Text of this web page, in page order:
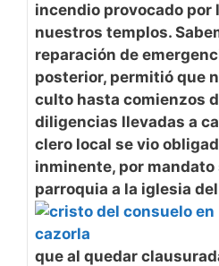
incendio provocado por
nuestros templos.
reparación de
posterior, permitió que
culto hasta comienzos
diligencias llevadas a
clero local se vio
inminente, por
parroquia a la iglesia
que al quedar